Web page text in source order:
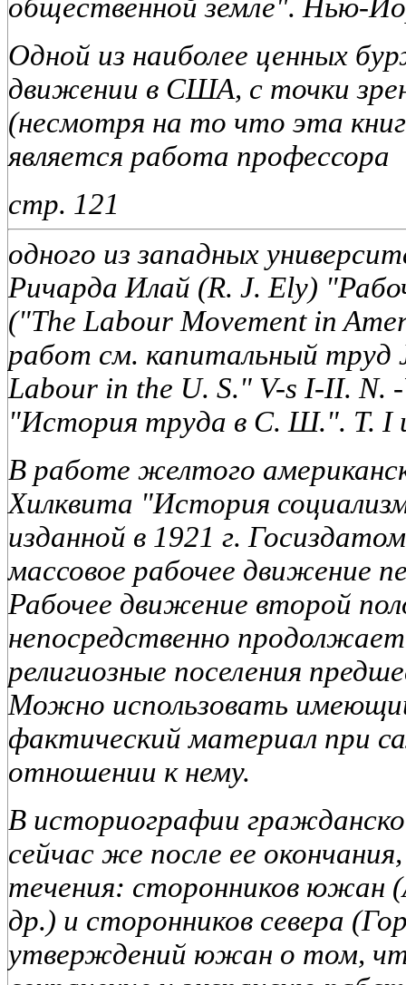
общественной земле". Нью-
Одной из наиболее ценных
движении в США, с точки
(несмотря на то что эта
является работа профессора
стр. 121
одного из западных
Ричарда Илай (R. J. Ely)
("The Labour Movement in
работ см. капитальный труд
Labour in the U. S." V-s I-II. N.
"История труда в С. Ш.". Т. I
В работе желтого
Хилквита "История
изданной в 1921 г.
массовое рабочее движение
Рабочее движение второй
непосредственно
религиозные поселения
Можно использовать
фактический материал при
отношении к нему.
В историографии
сейчас же после ее
течения: сторонников южан
др.) и сторонников севера
утверждений южан о том,